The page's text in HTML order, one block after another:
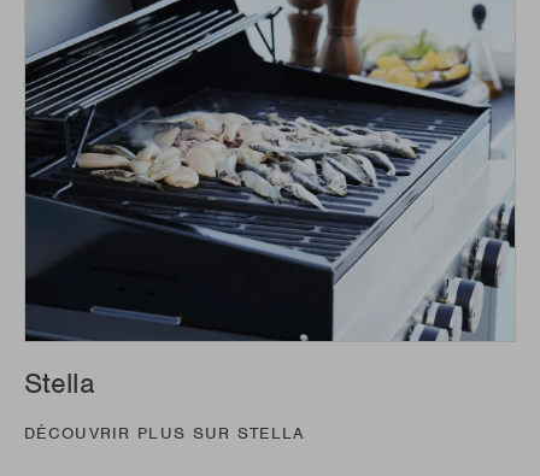
Stella
DÉCOUVRIR PLUS SUR STELLA